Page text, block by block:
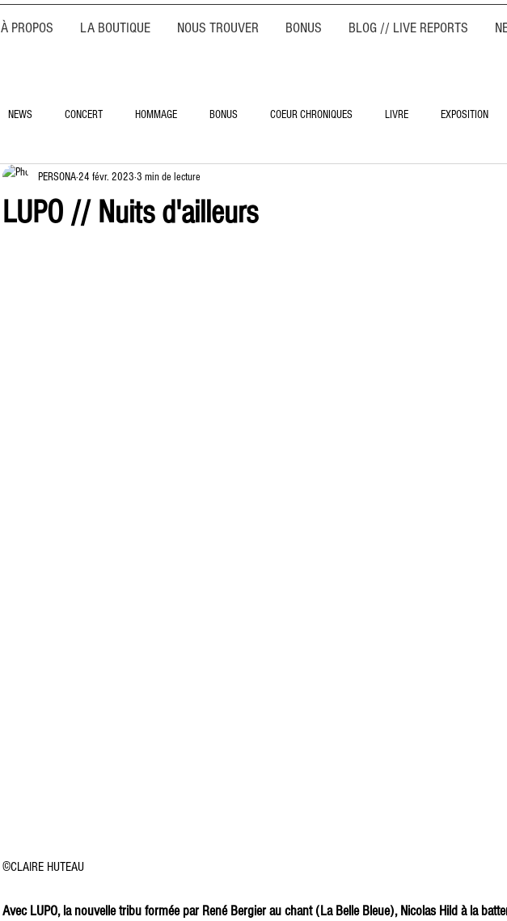
À PROPOS LA BOUTIQUE NOUS TROUVER BONUS BLOG // LIVE REPORTS
NEWS CONCERT HOMMAGE BONUS COEUR CHRONIQUES LIVRE EXPOSITION
LUPO // Nuits d'ailleurs
PERSONA24 févr. 2023 3 min de lecture
©CLAIRE HUTEAU
Avec LUPO, la nouvelle tribu formée par René Bergier au chant (La Belle Bleue), Nicolas Hild à la